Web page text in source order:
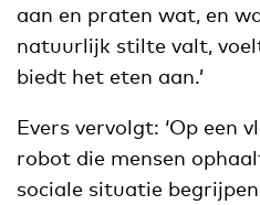
aan en praten wat, en
natuurlijk stilte valt,
biedt het eten aan.’
Evers vervolgt: ‘Op een
robot die mensen
sociale situatie